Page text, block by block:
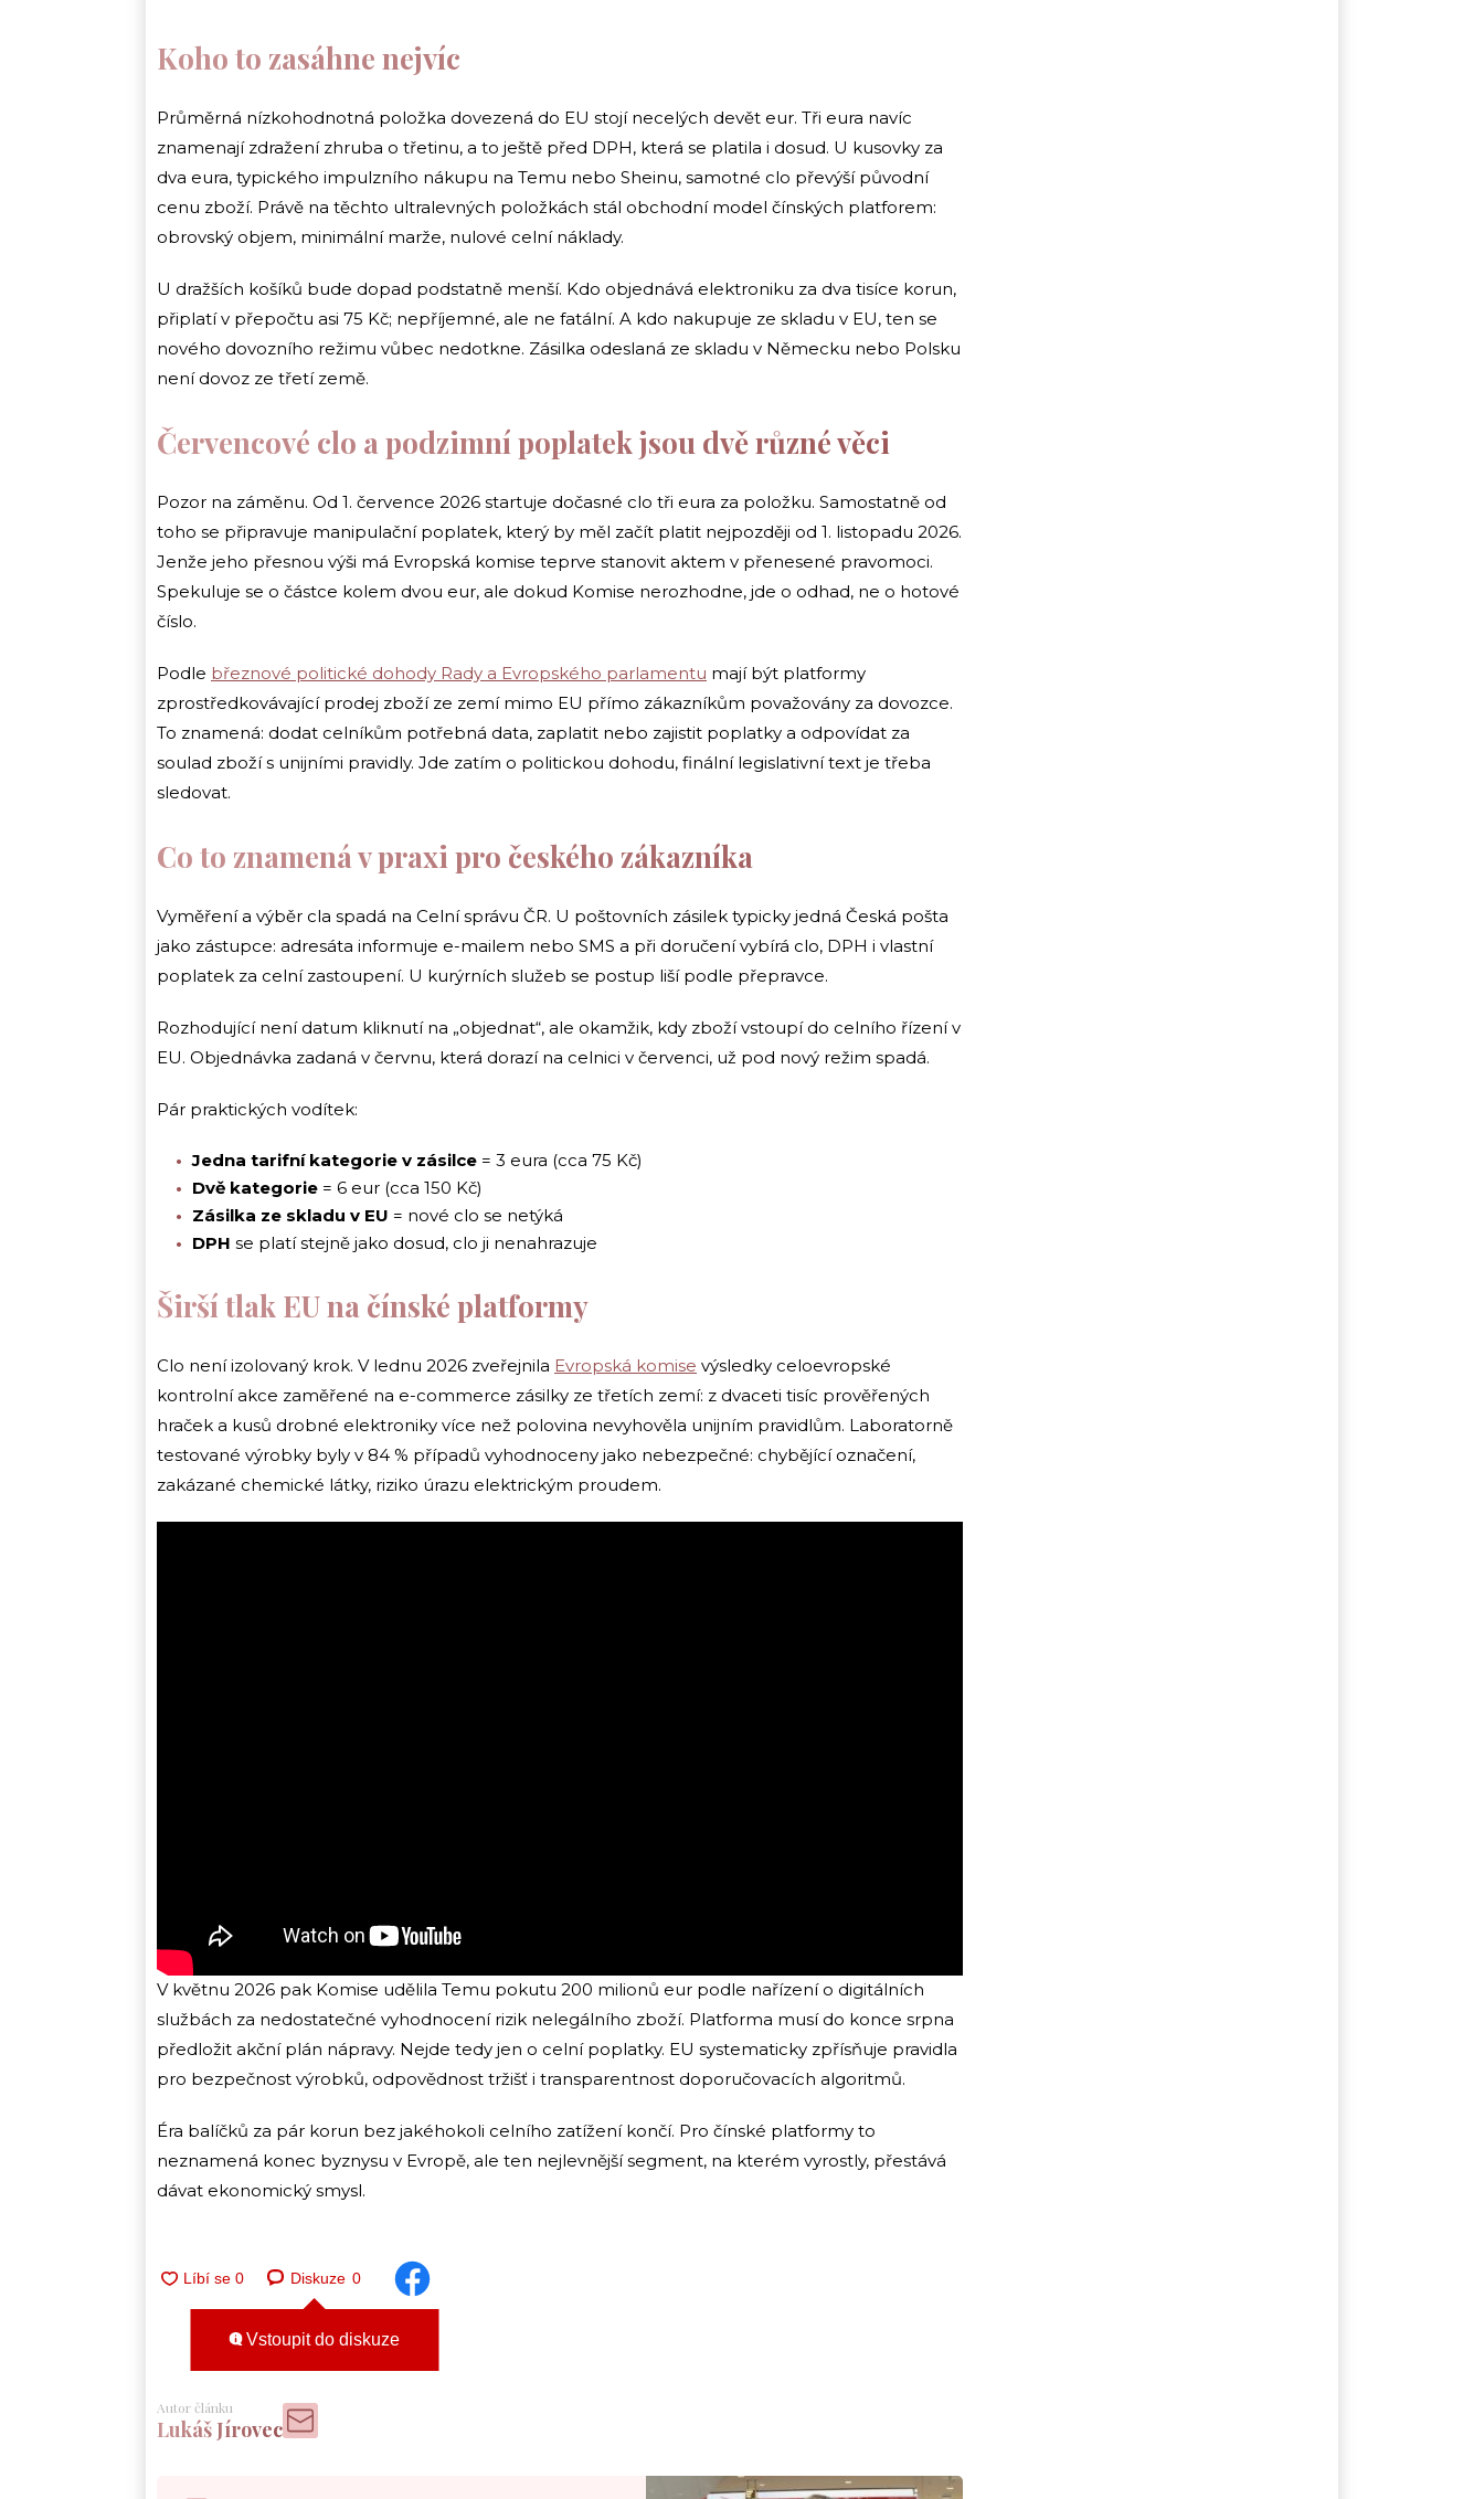
Koho to zasáhne nejvíc
Průměrná nízkohodnotná položka dovezená do EU stojí necelých devět eur. Tři eura navíc
znamenají zdražení zhruba o třetinu, a to ještě před DPH, která se platila i dosud. U kusovky za
dva eura, typického impulzního nákupu na Temu nebo Sheinu, samotné clo převýší původní
cenu zboží. Právě na těchto ultralevných položkách stál obchodní model čínských platforem:
obrovský objem, minimální marže, nulové celní náklady.
U dražších košíků bude dopad podstatně menší. Kdo objednává elektroniku za dva tisíce korun,
připlatí v přepočtu asi 75 Kč; nepříjemné, ale ne fatální. A kdo nakupuje ze skladu v EU, ten se
nového dovozního režimu vůbec nedotkne. Zásilka odeslaná ze skladu v Německu nebo Polsku
není dovoz ze třetí země.
Červencové clo a podzimní poplatek jsou dvě různé věci
Pozor na záměnu. Od 1. července 2026 startuje dočasné clo tři eura za položku. Samostatně od
toho se připravuje manipulační poplatek, který by měl začít platit nejpozději od 1. listopadu 2026.
Jenže jeho přesnou výši má Evropská komise teprve stanovit aktem v přenesené pravomoci.
Spekuluje se o částce kolem dvou eur, ale dokud Komise nerozhodne, jde o odhad, ne o hotové
číslo.
Podle březnové politické dohody Rady a Evropského parlamentu mají být platformy
zprostředkovávající prodej zboží ze zemí mimo EU přímo zákazníkům považovány za dovozce.
To znamená: dodat celníkům potřebná data, zaplatit nebo zajistit poplatky a odpovídat za
soulad zboží s unijními pravidly. Jde zatím o politickou dohodu, finální legislativní text je třeba
sledovat.
Co to znamená v praxi pro českého zákazníka
Vyměření a výběr cla spadá na Celní správu ČR. U poštovních zásilek typicky jedná Česká pošta
jako zástupce: adresáta informuje e-mailem nebo SMS a při doručení vybírá clo, DPH i vlastní
poplatek za celní zastoupení. U kurýrních služeb se postup liší podle přepravce.
Rozhodující není datum kliknutí na „objednat“, ale okamžik, kdy zboží vstoupí do celního řízení v
EU. Objednávka zadaná v červnu, která dorazí na celnici v červenci, už pod nový režim spadá.
Pár praktických vodítek:
Jedna tarifní kategorie v zásilce = 3 eura (cca 75 Kč)
Dvě kategorie = 6 eur (cca 150 Kč)
Zásilka ze skladu v EU = nové clo se netýká
DPH se platí stejně jako dosud, clo ji nenahrazuje
Širší tlak EU na čínské platformy
Clo není izolovaný krok. V lednu 2026 zveřejnila Evropská komise výsledky celoevropské
kontrolní akce zaměřené na e-commerce zásilky ze třetích zemí: z dvaceti tisíc prověřených
hraček a kusů drobné elektroniky více než polovina nevyhověla unijním pravidlům. Laboratorně
testované výrobky byly v 84 % případů vyhodnoceny jako nebezpečné: chybějící označení,
zakázané chemické látky, riziko úrazu elektrickým proudem.
V květnu 2026 pak Komise udělila Temu pokutu 200 milionů eur podle nařízení o digitálních
službách za nedostatečné vyhodnocení rizik nelegálního zboží. Platforma musí do konce srpna
předložit akční plán nápravy. Nejde tedy jen o celní poplatky. EU systematicky zpřísňuje pravidla
pro bezpečnost výrobků, odpovědnost tržišť i transparentnost doporučovacích algoritmů.
Éra balíčků za pár korun bez jakéhokoli celního zatížení končí. Pro čínské platformy to
neznamená konec byznysu v Evropě, ale ten nejlevnější segment, na kterém vyrostly, přestává
dávat ekonomický smysl.
Diskuze 0
Vstoupit do diskuze
Autor článku
Lukáš Jírovec